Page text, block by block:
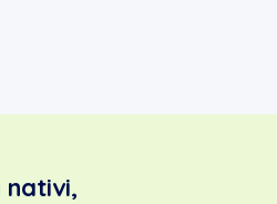
nativi,